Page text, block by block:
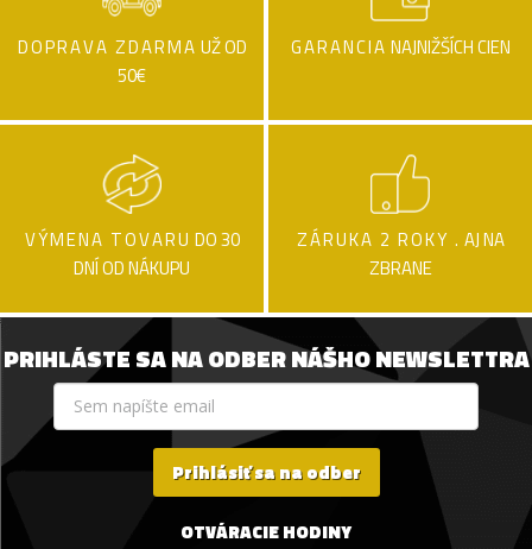
DOPRAVA ZDARMA UŽ OD
50€
GARANCIA NAJNIŽŠÍCH CIEN
VÝMENA TOVARU DO 30
DNÍ OD NÁKUPU
ZÁRUKA 2 ROKY . AJ NA
ZBRANE
PRIHLÁSTE SA NA ODBER NÁŠHO NEWSLETTRA
Prihlásiť sa na odber
OTVÁRACIE HODINY